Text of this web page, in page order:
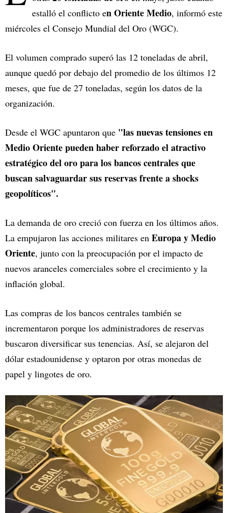
estalló el conflicto en Oriente Medio, informó este
miércoles el Consejo Mundial del Oro (WGC).
El volumen comprado superó las 12 toneladas de abril,
aunque quedó por debajo del promedio de los últimos 12
meses, que fue de 27 toneladas, según los datos de la
organización.
Desde el WGC apuntaron que "las nuevas tensiones en
Medio Oriente pueden haber reforzado el atractivo
estratégico del oro para los bancos centrales que
buscan salvaguardar sus reservas frente a shocks
geopolíticos".
La demanda de oro creció con fuerza en los últimos años.
La empujaron las acciones militares en Europa y Medio
Oriente, junto con la preocupación por el impacto de
nuevos aranceles comerciales sobre el crecimiento y la
inflación global.
Las compras de los bancos centrales también se
incrementaron porque los administradores de reservas
buscaron diversificar sus tenencias. Así, se alejaron del
dólar estadounidense y optaron por otras monedas de
papel y lingotes de oro.